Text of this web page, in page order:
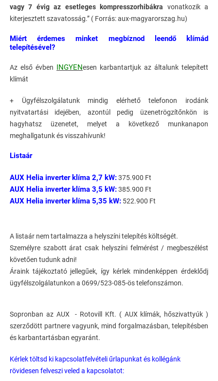
vagy 7 évig az esetleges kompresszorhibákra vonatkozik a
kiterjesztett szavatosság.” ( Forrás: aux-magyarorszag.hu)
Miért érdemes minket megbíznod leendő klímád
telepítésével?
Az első évben INGYENesen karbantartjuk az általunk telepített
klímát
+ Ügyfélszolgálatunk mindig elérhető telefonon irodánk
nyitvatartási idejében, azontúl pedig üzenetrögzítőnkön is
hagyhatsz üzenetet, melyet a következő munkanapon
meghallgatunk és visszahívunk!
Listaár
AUX Helia inverter klíma 2,7 kW:375.900 Ft
AUX Helia inverter klíma 3,5 kW:385.900 Ft
AUX Helia inverter klíma 5,35 kW: 522.900 Ft
A listaár nem tartalmazza a helyszíni telepítés költségét.
Személyre szabott árat csak helyszíni felmérést / megbeszélést
követően tudunk adni!
Áraink tájékoztató jellegűek, így kérlek mindenképpen érdeklődj
ügyfélszolgálatunkon a 0699/523-085-ös telefonszámon.
Sopronban az AUX - Rotovill Kft. ( AUX klímák, hőszivattyúk )
szerződött partnere vagyunk, mind forgalmazásban, telepítésben
és karbantartásban egyaránt.
Kérlek töltsd ki kapcsolatfelvételi űrlapunkat és kollégánk
rövidesen felveszi veled a kapcsolatot: